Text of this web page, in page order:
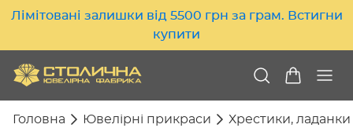
Лімітовані залишки від 5500 грн за грам. Встигни
купити
Головна Ювелірні прикраси Хрестики, ладанки